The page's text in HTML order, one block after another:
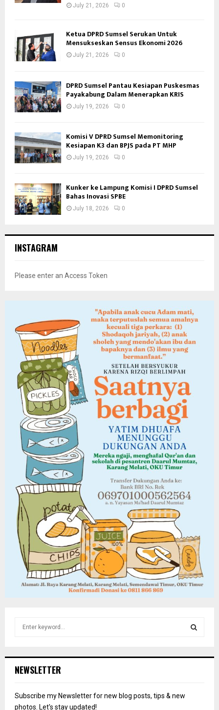
July 21, 2026 0
Ketua DPRD Sumsel Serukan Untuk
Mensukseskan Sensus Ekonomi 2026
July 21, 2026 0
DPRD Sumsel Pantau Kesiapan Puskesmas
Payakabung Dalam Menerapkan KRIS
July 19, 2026 0
Komisi V DPRD Sumsel Memonitoring
Kesiapan K3 dan BPJS pada PT MHP
July 19, 2026 0
Kunker ke Lampung Komisi I DPRD Sumsel
Bahas Inovasi SPBE
July 18, 2026 0
INSTAGRAM
Please enter an Access Token
h
o
r
NEWSLETTER
Subscribe my Newsletter for new blog posts, tips & new
photos. Let's stay updated!